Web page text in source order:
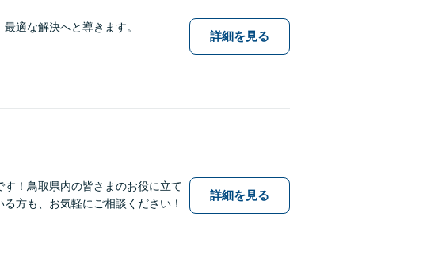
適な解決へと導きます。
詳細を見る
！鳥取県内の皆さまのお役に立て
方も、お気軽にご相談ください！
詳細を見る